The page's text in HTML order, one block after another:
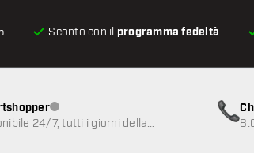
Sconto con il programma fedeltà
Servizio clienti non disponibile
24/7, tutti i giorni della